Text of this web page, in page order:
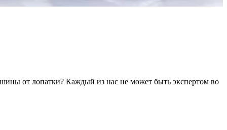
от лопатки? Каждый из нас не может быть экспертом во